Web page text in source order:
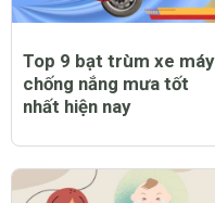
Top 9 bạt trùm xe máy
chống nắng mưa tốt
nhất hiện nay